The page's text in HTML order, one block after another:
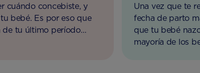
cuándo concebiste, y
bebé. Es por eso que
de tu último período
Una vez que te
fecha de parto
que tu bebé
mayoría de los